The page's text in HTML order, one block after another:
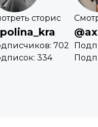
сторис
702
334